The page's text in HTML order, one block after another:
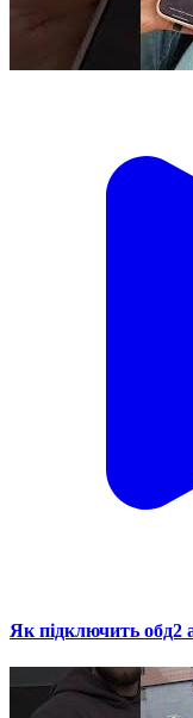
Як підключить обд2